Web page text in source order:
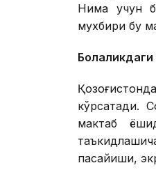
Нима учун
мухбири бу
кўрсатади.
мактаб
пасайиши,